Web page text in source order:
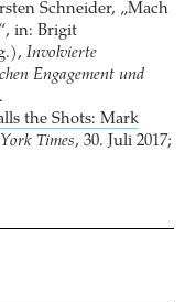
Schneider, „Mach
in: Brigit
Involvierte
Engagement und
the Shots: Mark
Times, 30. Juli 2017;